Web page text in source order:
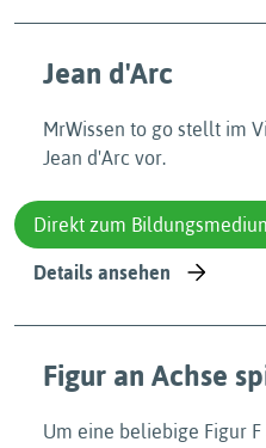
Jean d'Arc
MrWissen to go stellt im
Jean d'Arc vor.
Direkt zum
Details ansehen
Figur an Achse
Um eine beliebige Figur